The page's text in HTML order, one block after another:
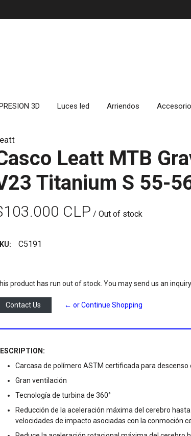
3D Luces led Arriendos
Leatt MTB
Titanium S 55-
CLP / Out of stock
C5191
product has run out of stock. You may send us an
Contact Us ← or Continue Shopping
Carcasa de polímero ASTM certificada para
Gran ventilación
Tecnología de turbina de 360°
Reducción de la aceleración máxima del cerebro hasta
velocidades de impacto asociadas con la conmoción